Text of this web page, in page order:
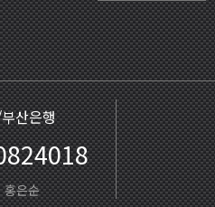
산은행
홍은순